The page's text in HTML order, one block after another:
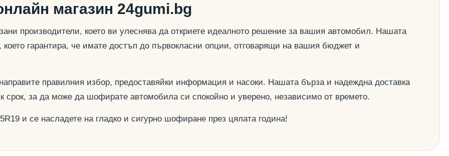
магазин 24gumi.bg
производители, което ви улеснява да откриете идеалното решение за вашия автомобил. Нашата
гарантира, че имате достъп до първокласни опции, отговарящи на вашия бюджет и
правилния избор, предоставяйки информация и насоки. Нашата бърза и надеждна доставка
срок, за да може да шофирате автомобила си спокойно и уверено, независимо от времето.
и се насладете на гладко и сигурно шофиране през цялата година!